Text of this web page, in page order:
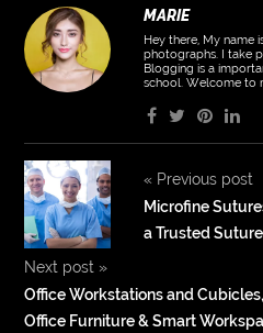
MARIE
Hey there, My name
photographs. I take
Blogging is a
school. Welcome to
«Previous post
Microfine
a Trusted
Next post »
Office Workstations and
Office Furniture & Smart